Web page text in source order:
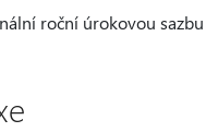
roční úrokovou